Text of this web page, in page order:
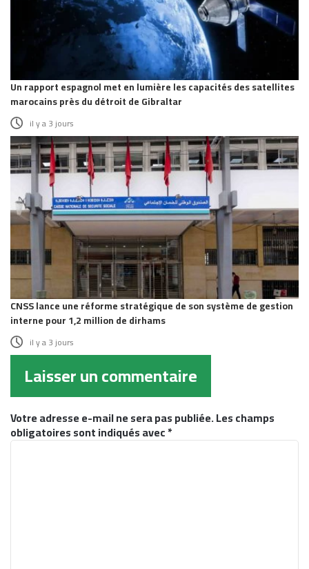
Un rapport espagnol met en lumière les capacités des satellites
marocains près du détroit de Gibraltar
il y a 3 jours
CNSS lance une réforme stratégique de son système de gestion
interne pour 1,2 million de dirhams
il y a 3 jours
Laisser un commentaire
Votre adresse e-mail ne sera pas publiée.Les champs
obligatoires sont indiqués avec*
C